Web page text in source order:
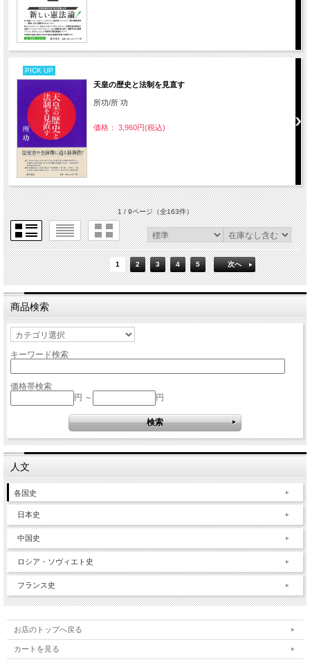
PICK UP
天皇の歴史と法制を見直す
所功/所 功
価格： 3,960円(税込)
1 / 9ページ（全163件）
1 2 3 4 5 次へ
商品検索
キーワード検索
価格帯検索
円 ～
円
人文
各国史
日本史
中国史
ロシア・ソヴィエト史
フランス史
お店のトップへ戻る
カートを見る